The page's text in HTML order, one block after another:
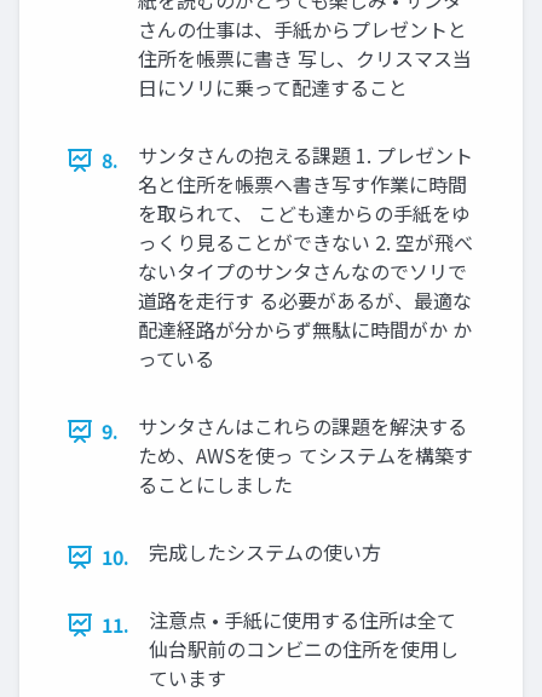
さんの仕事は、手紙からプレゼントと
住所を帳票に書き 写し、クリスマス当
日にソリに乗って配達すること
8.
サンタさんの抱える課題 1. プレゼント
名と住所を帳票へ書き写す作業に時間
を取られて、 こども達からの手紙をゆ
っくり見ることができない 2. 空が飛べ
ないタイプのサンタさんなのでソリで
道路を走行す る必要があるが、最適な
配達経路が分からず無駄に時間がか か
っている
9.
サンタさんはこれらの課題を解決する
ため、AWSを使っ てシステムを構築す
ることにしました
10. 完成したシステムの使い方
11.
注意点 • 手紙に使用する住所は全て
仙台駅前のコンビニの住所を使用し
ています